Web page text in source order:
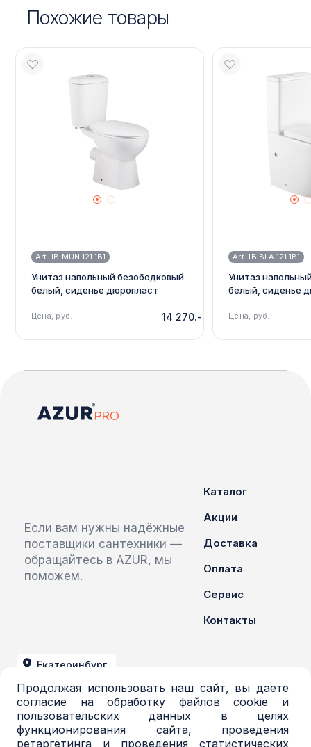
Похожие товары
Art. IB.MUN.121.1B1
Унитаз напольный безободковый
белый, сиденье дюропласт
BLANCA, MUNIA, IB.MUN.121.1B1
Цена, руб. 14 270.-
Art. IB.BLA.121.1B1
Унитаз
белый, сиденье
BLANCA, BILBAO
Цена, руб.
Продолжая использовать наш сайт, вы даете
согласие на обработку файлов cookie и
пользовательских данных в целях
функционирования сайта, проведения
ретаргетинга и проведения статистических
Если вам нужны надёжные
поставщики сантехники —
обращайтесь в AZUR, мы
поможем.
Каталог
Акции
Доставка
Оплата
Сервис
Контакты
Екатеринбург
+7 (343) 379-03-71
azur@azur-opt.ru